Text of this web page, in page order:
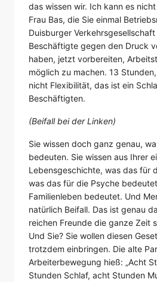
das wissen wir. Ich kann es
Frau Bas, die Sie einmal
Duisburger
Beschäftigte gegen den Druck
haben, jetzt vorbereiten,
möglich zu machen. 13
nicht Flexibilität, das ist ein
Beschäftigten.
(Beifall bei der Linken)
Sie wissen doch ganz genau,
bedeuten. Sie wissen aus Ihrer
Lebensgeschichte, was das für
was das für die Psyche
Familienleben bedeutet. Und
natürlich Beifall. Das ist genau
reichen Freunde die ganze Zeit
Und Sie? Sie wollen diesen
trotzdem einbringen. Die alte
Arbeiterbewegung hieß: „Acht
Stunden Schlaf, acht Stunden